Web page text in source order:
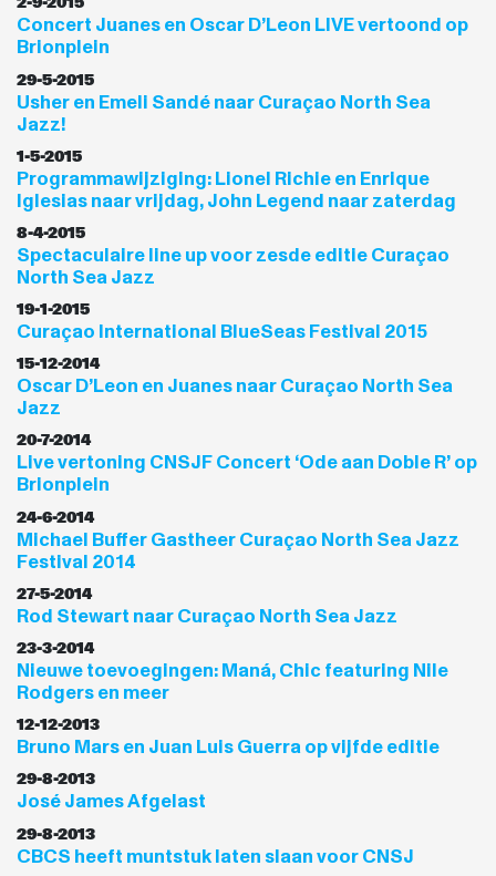
2-9-2015
Concert Juanes en Oscar D’Leon LIVE vertoond op
Brionplein
29-5-2015
Usher en Emeli Sandé naar Curaçao North Sea
Jazz!
1-5-2015
Programmawijziging: Lionel Richie en Enrique
Iglesias naar vrijdag, John Legend naar zaterdag
8-4-2015
Spectaculaire line up voor zesde editie Curaçao
North Sea Jazz
19-1-2015
Curaçao International BlueSeas Festival 2015
15-12-2014
Oscar D’Leon en Juanes naar Curaçao North Sea
Jazz
20-7-2014
Live vertoning CNSJF Concert ‘Ode aan Doble R’ op
Brionplein
24-6-2014
Michael Buffer Gastheer Curaçao North Sea Jazz
Festival 2014
27-5-2014
Rod Stewart naar Curaçao North Sea Jazz
23-3-2014
Nieuwe toevoegingen: Maná, Chic featuring Nile
Rodgers en meer
12-12-2013
Bruno Mars en Juan Luis Guerra op vijfde editie
29-8-2013
José James Afgelast
29-8-2013
CBCS heeft muntstuk laten slaan voor CNSJ